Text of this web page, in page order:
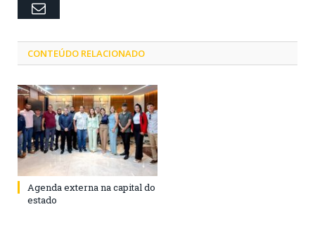
Email
CONTEÚDO RELACIONADO
Agenda externa na capital do
estado